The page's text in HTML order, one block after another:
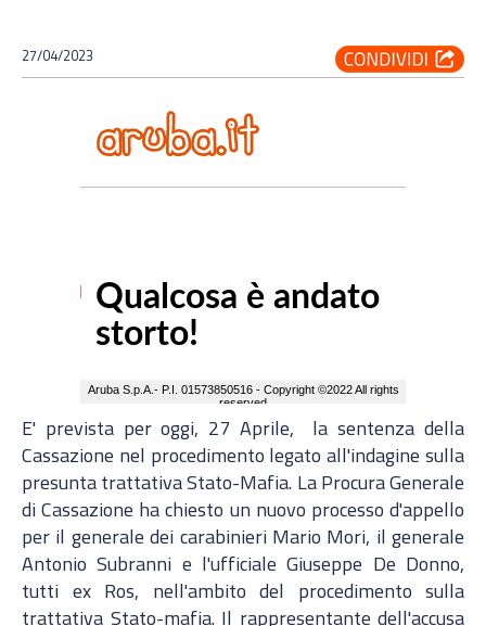
27/04/2023
E' prevista per oggi, 27 Aprile, la sentenza della
Cassazione nel procedimento legato all'indagine sulla
presunta trattativa Stato-Mafia. La Procura Generale
di Cassazione ha chiesto un nuovo processo d'appello
per il generale dei carabinieri Mario Mori, il generale
Antonio Subranni e l'ufficiale Giuseppe De Donno,
tutti ex Ros, nell'ambito del procedimento sulla
trattativa Stato-mafia. Il rappresentante dell'accusa